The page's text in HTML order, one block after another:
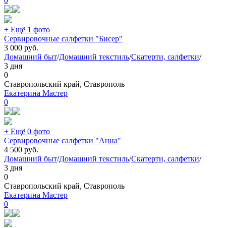
+ Ещё 1 фото
Сервировочные салфетки "Бисер"
3 000 руб.
Домашний быт/Домашний текстиль/Скатерти, салфетки/
3 дня
0
Ставропольский край, Ставрополь
Екатерина Мастер
0
+ Ещё 0 фото
Сервировочные салфетки "Анна"
4 500 руб.
Домашний быт/Домашний текстиль/Скатерти, салфетки/
3 дня
0
Ставропольский край, Ставрополь
Екатерина Мастер
0